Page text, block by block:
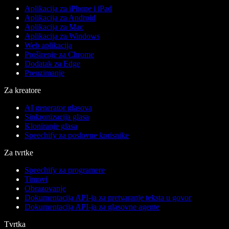
Aplikacija za iPhone i iPad
Aplikacija za Android
Aplikacija za Mac
Aplikacija za Windows
Web aplikacija
Proširenje za Chrome
Dodatak za Edge
Preuzimanje
Za kreatore
AI generator glasova
Sinkronizacija glasa
Kloniranje glasa
Speechify za poslovne korisnike
Za tvrtke
Speechify za programere
Timovi
Obrazovanje
Dokumentacija API-ja za pretvaranje teksta u govor
Dokumentacija API-ja za glasovne agente
Tvrtka